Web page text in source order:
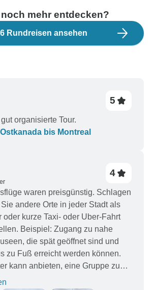
mehr entdecken?
Rundreisen ansehen
5
organisierte Tour.
bis Montreal
4
waren preisgünstig. Schlagen
andere Orte in jeder Stadt als
oder kurze Taxi- oder Uber-Fahrt
Beispiel: Zugang zu nahe
die spät geöffnet sind und
zu Fuß erreicht werden können.
kann anbieten, eine Gruppe zu
interessiert ist, während der